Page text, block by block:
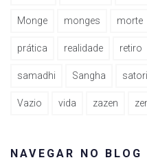
Monge monges morte
prática realidade retiro
samadhi Sangha satori
Vazio vida zazen
NAVEGAR NO